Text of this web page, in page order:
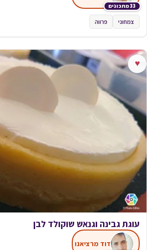
33 מתכונים
צמחוני פרווה
♥
עוגת גבינה וגנאש שוקולד לבן
דוד מרציאנו